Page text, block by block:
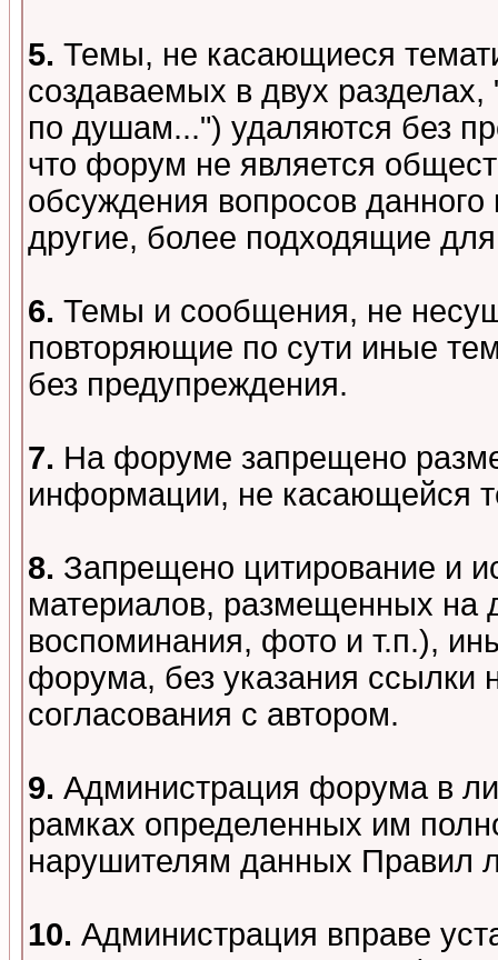
5. Темы, не касающиеся
создаваемых в двух
по душам...") удаляются без
что форум не является
обсуждения вопросов данного
другие, более подходящие для
6. Темы и сообщения, не
повторяющие по сути иные
без предупреждения.
7. На форуме запрещено
информации, не касающейся
8. Запрещено цитирование и
материалов, размещенных на
воспоминания, фото и т.п.),
форума, без указания ссылки
согласования с автором.
9. Администрация форума в
рамках определенных им
нарушителям данных Правил
10. Администрация вправе